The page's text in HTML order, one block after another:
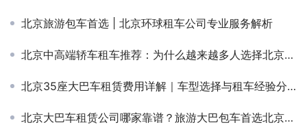
北京旅游包车首选 | 北京环球租车公司专业服务解析
北京中高端轿车租车推荐：为什么越来越多人选择北京分众租车公司？
北京35座大巴车租赁费用详解｜车型选择与租车经验分享
北京大巴车租赁公司哪家靠谱？旅游大巴包车首选北京环球租车公司